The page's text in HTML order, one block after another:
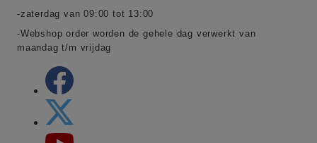
-zaterdag van 09:00 tot 13:00
-Webshop order worden de gehele dag verwerkt van
maandag t/m vrijdag